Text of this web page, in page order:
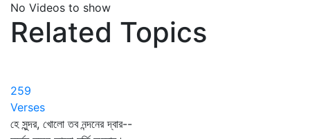
No Videos to show
Related Topics
259
Verses
হে সুন্দর, খোলো তব নন্দনের দ্বার--